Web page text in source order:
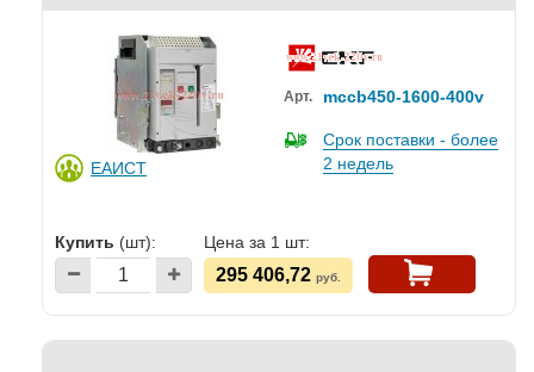
ЕАИСТ
Арт. mccb450-1600-400v
Срок поставки - более
2 недель
Купить (шт): Цена за 1 шт:
295 406,72 руб.